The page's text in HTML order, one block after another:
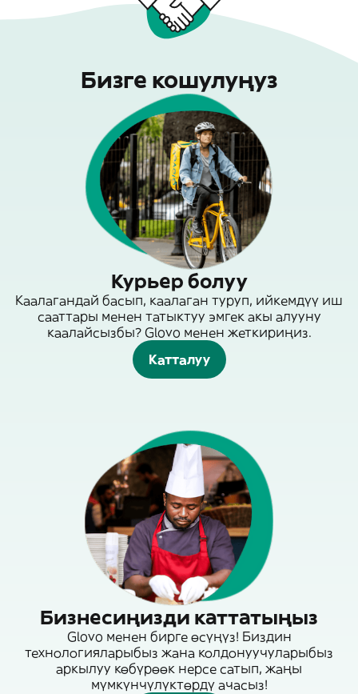
Бизге кошулуңуз
Курьер болуу
Каалагандай басып, каалаган туруп, ийкемдүү иш
сааттары менен татыктуу эмгек акы алууну
каалайсызбы? Glovo менен жеткириңиз.
Катталуу
Бизнесиңизди каттатыңыз
Glovo менен бирге өсүңүз! Биздин
технологияларыбыз жана колдонуучуларыбыз
аркылуу көбүрөөк нерсе сатып, жаңы
мүмкүнчүлүктөрдү ачасыз!